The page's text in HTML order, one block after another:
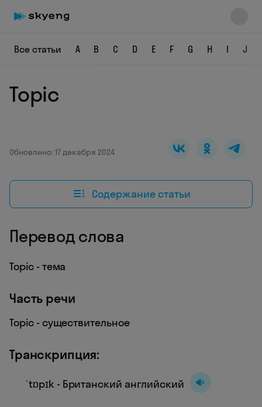
Все статьи A B C D E F G H I J
Topic
Обновлено: 17 декабря 2024
Содержание статьи
Перевод слова
Topic - тема
Часть речи
Topic - существительное
Транскрипция:
ˈtɒpɪk - Британский английский